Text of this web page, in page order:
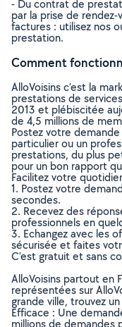
- Du contrat de
par la prise de rendez-
factures : utilisez nos
prestation.
Comment
AlloVoisins c’est la
prestations de
2013 et plébiscitée
de 4,5 millions de
Postez votre
particulier ou un
prestations, du plus
pour un bon rapport
Facilitez votre
1. Postez votre
secondes.
2. Recevez des
professionnels en
3. Echangez avec les
sécurisée et faites
C’est gratuit et sans
AlloVoisins partout en
représentées sur
grande ville, trouvez
Efficace : Une
millions de demandes